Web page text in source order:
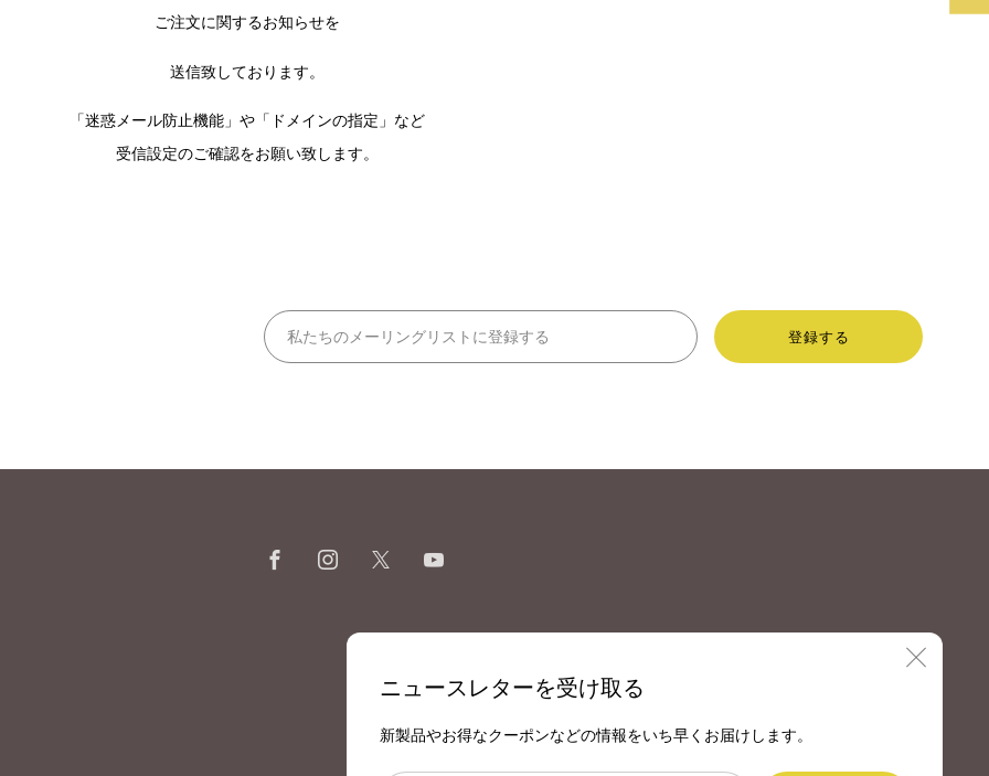
ニュースレターを受け取る
新製品やお得なクーポンなどの情報をいち早くお届けします。
ご注文に関するお知らせを
送信致しております。
「迷惑メール防止機能」や「ドメインの指定」など
受信設定のご確認をお願い致します。
Email
登録する